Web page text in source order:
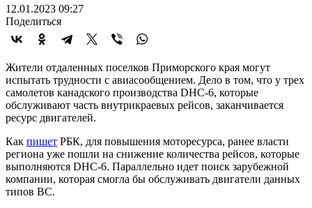
12.01.2023 09:27
Поделиться
Жители отдаленных поселков Приморского края могут
испытать трудности с авиасообщением. Дело в том, что у трех
самолетов канадского производства DHC-6, которые
обслуживают часть внутрикраевых рейсов, заканчивается
ресурс двигателей.
Как пишет РБК, для повышения моторесурса, ранее власти
региона уже пошли на снижение количества рейсов, которые
выполняются DHC-6. Параллельно идет поиск зарубежной
компании, которая смогла бы обслуживать двигатели данных
типов ВС.